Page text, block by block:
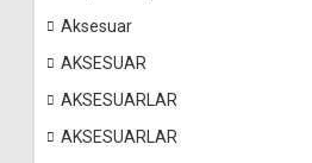
Aksesuar
AKSESUAR
AKSESUARLAR
AKSESUARLAR